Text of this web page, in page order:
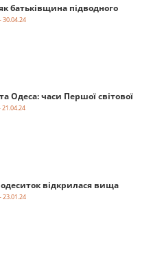
батьківщина підводного
- 30.04.24
Одеса: часи Першої світової
21.04.24
відкрилася вища
- 23.01.24